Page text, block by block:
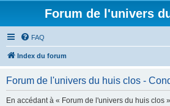
Forum de l'univers
FAQ
Index du forum
Forum de l'univers du huis clos -
En accédant à « Forum de l'univers du huis clos